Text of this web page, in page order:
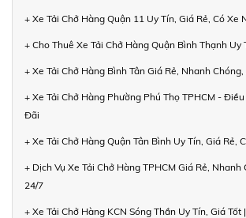
+ Xe Tải Chở Hàng Quận 11 Uy Tín, Giá Rẻ, Có Xe
+ Cho Thuê Xe Tải Chở Hàng Quận Bình Thạnh Uy
+ Xe Tải Chở Hàng Bình Tân Giá Rẻ, Nhanh
+ Xe Tải Chở Hàng Phường Phú Thọ TPHCM -
Đãi
+ Xe Tải Chở Hàng Quận Tân Bình Uy Tín, Giá Rẻ,
+ Dịch Vụ Xe Tải Chở Hàng TPHCM Giá Rẻ, Nhanh
24/7
+ Xe Tải Chở Hàng KCN Sóng Thần Uy Tín, Giá Tốt